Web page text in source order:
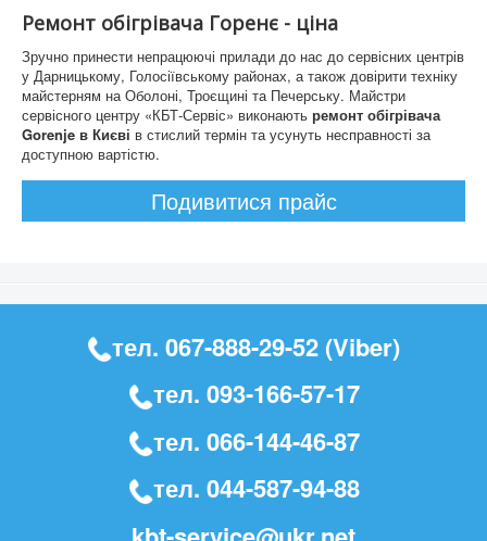
Ремонт обігрівача Горенє - ціна
Зручно принести непрацюючі прилади до нас до сервісних центрів
у Дарницькому, Голосіївському районах, а також довірити техніку
майстерням на Оболоні, Троєщині та Печерську. Майстри
сервісного центру «КБТ-Сервіс» виконають ремонт обігрівача
Gorenje в Києві в стислий термін та усунуть несправності за
доступною вартістю.
Подивитися прайс
тел. 067-888-29-52 (Viber)
тел. 093-166-57-17
тел. 066-144-46-87
тел. 044-587-94-88